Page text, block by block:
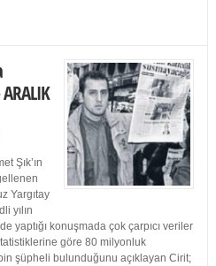
Şık’ın
Yargıtay
yılın
yaptığı konuşmada çok çarpıcı veriler
göre 80 milyonluk
şüpheli bulunduğunu açıklayan Cirit;